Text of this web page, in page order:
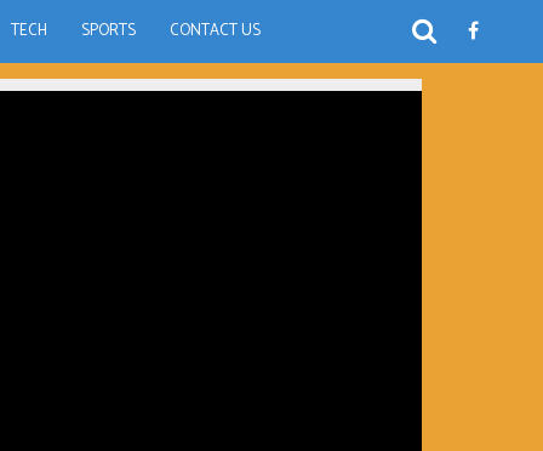
TECH SPORTS CONTACT US